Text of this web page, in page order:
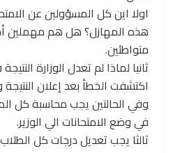
اولا اين كل المسؤولين عن
هذه المهازل؟ هل هم مهملين
متواطئين.
ثانيا لماذا لم تعدل الوزارة
اكتشفت الخطأ بعد إعلان
وفي الحالتين يجب محاسبة كل
في وضع الامتحانات الي الوزير.
ثالثا يجب تعديل درجات كل